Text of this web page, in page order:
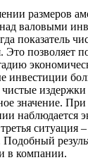
размеров
валовыми
показатель
Это позволяет
инвестиции
чистые
значение. При
наблюдается
ситуация
Подобный
в компании.